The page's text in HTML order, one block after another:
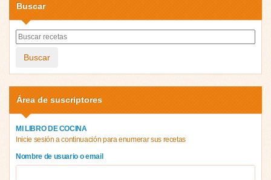
Buscar
Buscar
Área de suscriptores
MI LIBRO DE COCINA
Inicie sesión a continuación para enumerar sus recetas
Nombre de usuario o email